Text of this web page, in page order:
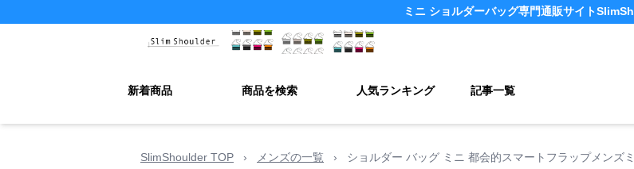
ミニ ショルダーバッグ専門通販サイト
新着商品 商品を検索 人気ランキング 記事一覧
SlimShoulder TOP › メンズの一覧 › ショルダー バッグ ミニ 都会的スマートフラップメンズ